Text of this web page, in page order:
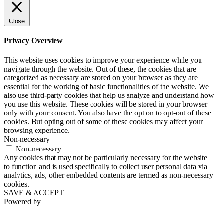
Close
Privacy Overview
This website uses cookies to improve your experience while you
navigate through the website. Out of these, the cookies that are
categorized as necessary are stored on your browser as they are
essential for the working of basic functionalities of the website. We
also use third-party cookies that help us analyze and understand how
you use this website. These cookies will be stored in your browser
only with your consent. You also have the option to opt-out of these
cookies. But opting out of some of these cookies may affect your
browsing experience.
Non-necessary
Non-necessary
Any cookies that may not be particularly necessary for the website
to function and is used specifically to collect user personal data via
analytics, ads, other embedded contents are termed as non-necessary
cookies.
SAVE & ACCEPT
Powered by